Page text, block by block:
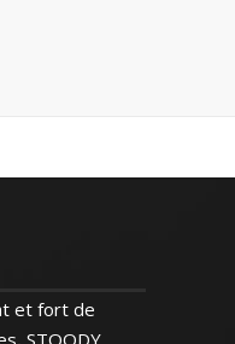
disponible
demandes"
élève
des
je m'attache à
de l’élève et à le
et fort de
STOODY